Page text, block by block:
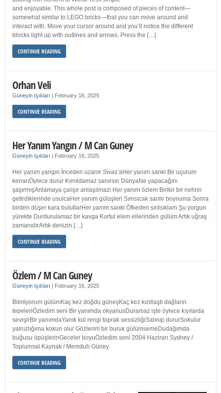
and enjoyable. This whole post is composed of pieces of content—
somewhat similar to LEGO bricks—that you can move around and
interact with. Move your cursor around and you’ll notice the different
blocks light up with outlines and arrows. Press the […]
CONTINUE READING
Orhan Veli
Güneyin Işıkları | February 16, 2025
CONTINUE READING
Her Yanım Yangın / M Can Guney
Güneyin Işıkları | February 16, 2025
Her yanım yangın İnceden uzanır Sivas’aHer yanım sanki Bir uçurum
kenarıÖylece durur Kımıldamaz sanırsın DünyaNe yapacağını
şaşırmışAnlamaya çalışır anlaşılmazı Her yanım özlem Birikir bir nehrin
getirdiklerinde usulcaHer yanım gülüşleri Sımsıcak sarılır boynuma Sonra
birden düşer kara bulutlarHer yanım sanki Öfkeden sırılsıklam Şu yorgun
yürekte Durdurulamaz bir kavga Kurtul elem ellerinden gülüm Artık uğraş
zamanıdırArtık denizin […]
CONTINUE READING
Özlem / M Can Guney
Güneyin Işıkları | February 16, 2025
Bilmiyorum gülümKaç kez doğdu güneşKaç kez kızıllaştı dağların
tepeleriÖzledim seni Bir yanımda okyanusDuramaz işte öylece kıyılarda
sevişirBir yanımdaYanık kül rengi toprak sessizliğiSalınıp dururSokulur
yalnızlığıma kokun olur Gözlerim bir buruk gülümsemeDudağımda
buğusu öpüşlerinGeceler boyuÖzledim seni 2004 Haziran Sydney /
Toplumsal Kaynak / Memduh Güney
CONTINUE READING